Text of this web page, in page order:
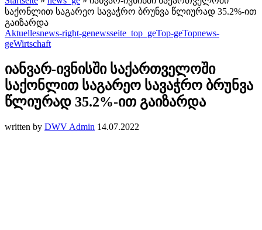
საქონლით საგარეო სავაჭრო ბრუნვა წლიურად 35.2%-ით
გაიზარდა
Aktuellesnews-right-genewsseite_top_geTop-geTopnews-
geWirtschaft
იანვარ-ივნისში საქართველოში
საქონლით საგარეო სავაჭრო ბრუნვა
წლიურად 35.2%-ით გაიზარდა
written by DWV Admin 14.07.2022